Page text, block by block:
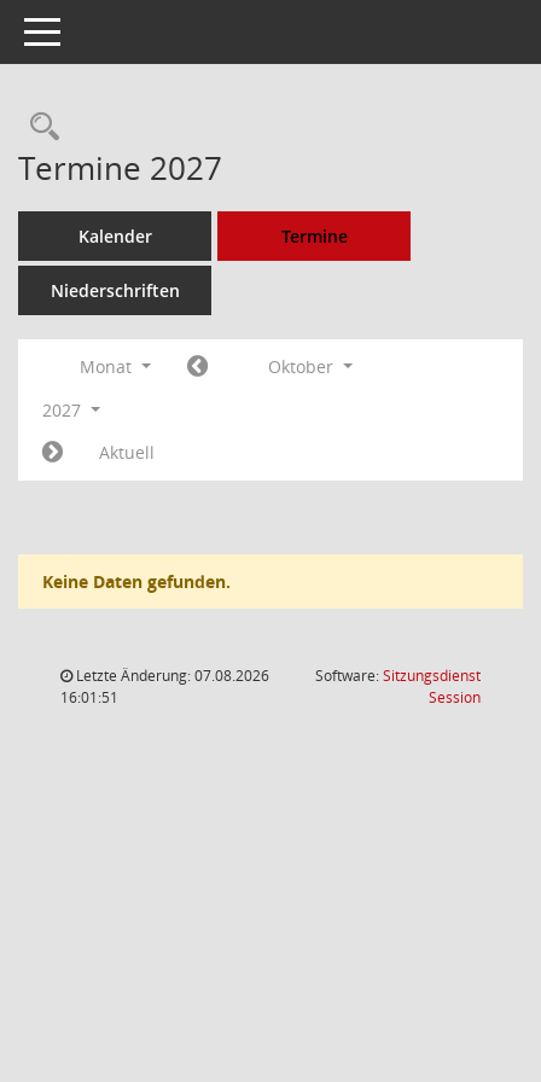
Toggle navigation
Rechercheauswahl
Termine 2027
Kalender Termine
Niederschriften
Monat
Oktober
2027
Aktuell
Keine Daten gefunden.
Letzte Änderung: 07.08.2026
16:01:51
Software:Sitzungsdienst
Session(Wird in